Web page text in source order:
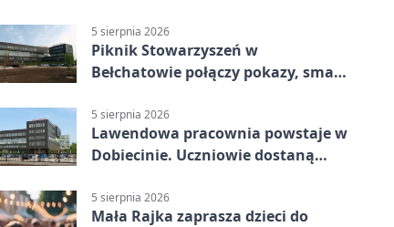
5 sierpnia 2026
Piknik Stowarzyszeń w
Bełchatowie połączy pokazy, smaki
5 sierpnia 2026
Lawendowa pracownia powstaje w
Dobiecinie. Uczniowie dostaną
5 sierpnia 2026
Mała Rajka zaprasza dzieci do